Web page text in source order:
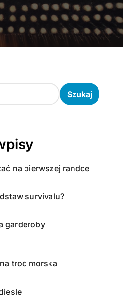
Szukaj
na pierwszej randce
survivalu?
garderoby
troć morska